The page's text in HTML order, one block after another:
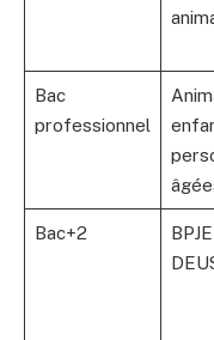
Bac
professionnel
Bac+2